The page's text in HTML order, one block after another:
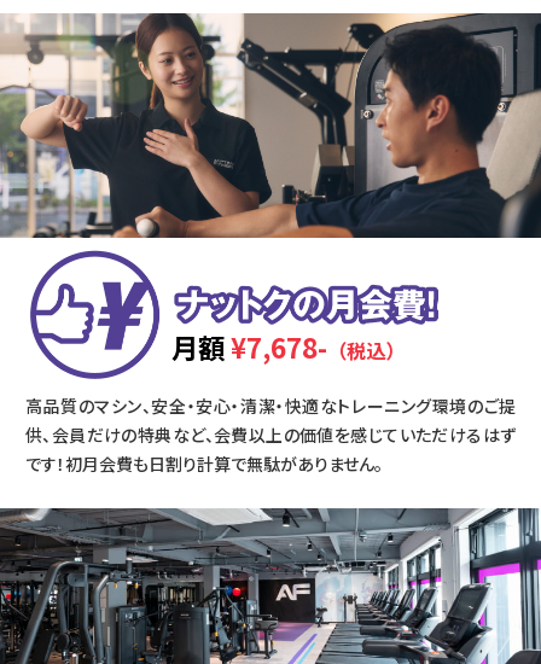
月額¥7,678- （税込）
高品質のマシン、安全・安心・清潔・快適なトレーニング環境のご提
供、会員だけの特典など、会費以上の価値を感じていただけるはず
です！初月会費も日割り計算で無駄がありません。